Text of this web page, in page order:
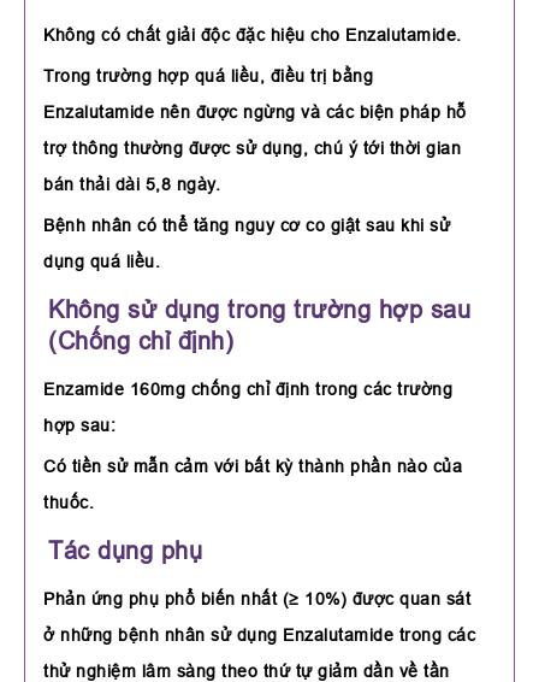
Không có chất giải độc đặc hiệu cho Enzalutamide.
Trong trường hợp quá liều, điều trị bằng
Enzalutamide nên được ngừng và các biện pháp hỗ
trợ thông thường được sử dụng, chú ý tới thời gian
bán thải dài 5,8 ngày.
Bệnh nhân có thể tăng nguy cơ co giật sau khi sử
dụng quá liều.
Không sử dụng trong trường hợp sau
(Chống chỉ định)
Enzamide 160mg chống chỉ định trong các trường
hợp sau:
Có tiền sử mẫn cảm với bất kỳ thành phần nào của
thuốc.
Tác dụng phụ
Phản ứng phụ phổ biến nhất (≥ 10%) được quan sát
ở những bệnh nhân sử dụng Enzalutamide trong các
thử nghiệm lâm sàng theo thứ tự giảm dần về tần